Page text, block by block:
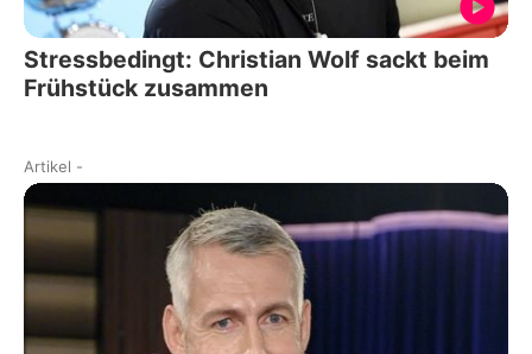
Stressbedingt: Christian Wolf sackt beim
Frühstück zusammen
Artikel -